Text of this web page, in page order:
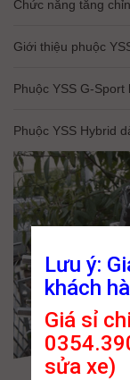
Chức năng tăng
Giới thiệu phuộc
Phuộc YSS G-
Phuộc YSS Hybrid
Lưu ý:
khách
Giá sỉ
sửa xe)